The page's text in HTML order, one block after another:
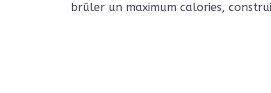
brûler un maximum calories,